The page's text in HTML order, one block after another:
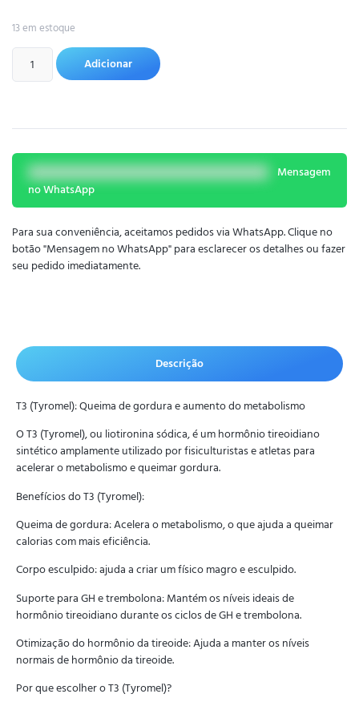
13 em estoque
Adicionar
Mensagem
no WhatsApp
Para sua conveniência, aceitamos pedidos via WhatsApp. Clique no
botão "Mensagem no WhatsApp" para esclarecer os detalhes ou fazer
seu pedido imediatamente.
Descrição
T3 (Tyromel): Queima de gordura e aumento do metabolismo
O T3 (Tyromel), ou liotironina sódica, é um hormônio tireoidiano
sintético amplamente utilizado por fisiculturistas e atletas para
acelerar o metabolismo e queimar gordura.
Benefícios do T3 (Tyromel):
Queima de gordura: Acelera o metabolismo, o que ajuda a queimar
calorias com mais eficiência.
Corpo esculpido: ajuda a criar um físico magro e esculpido.
Suporte para GH e trembolona: Mantém os níveis ideais de
hormônio tireoidiano durante os ciclos de GH e trembolona.
Otimização do hormônio da tireoide: Ajuda a manter os níveis
normais de hormônio da tireoide.
Por que escolher o T3 (Tyromel)?